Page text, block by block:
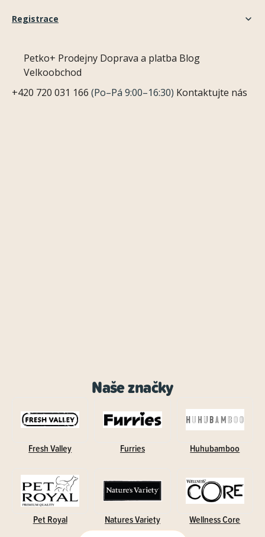
Registrace
Petko+ Prodejny Doprava a platba Blog
Velkoobchod
+420 720 031 166 (Po–Pá 9:00–16:30) Kontaktujte nás
Naše značky
Fresh Valley Furries Huhubamboo
Pet Royal Natures Variety Wellness Core